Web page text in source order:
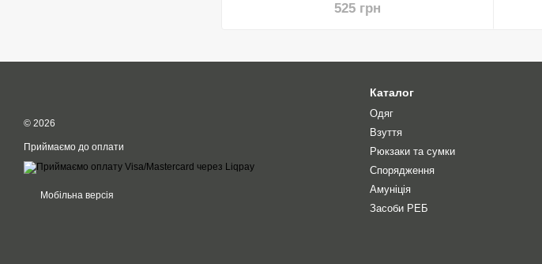
525 грн
© 2026
Приймаємо до оплати
Мобільна версія
Каталог
Одяг
Взуття
Рюкзаки та сумки
Спорядження
Амуніція
Засоби РЕБ